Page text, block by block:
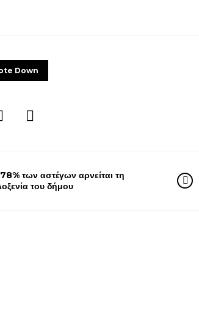
Down
των αστέγων αρνείται τη
του δήμου